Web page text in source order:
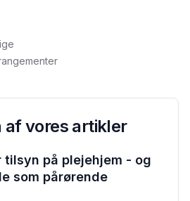
af vores artikler
tilsyn på plejehjem - og
som pårørende